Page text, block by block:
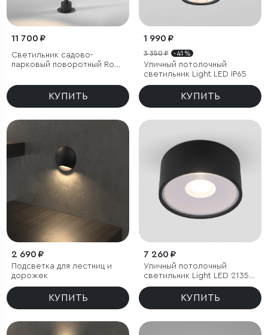
11 700 ₽
Светильник садово-
парковый поворотный Rone
КУПИТЬ
1 990 ₽
3 350 ₽ - 41 %
Уличный потолочный
светильник Light LED IP65
КУПИТЬ
2 690 ₽
Подсветка для лестниц и
дорожек
КУПИТЬ
7 260 ₽
Уличный потолочный
светильник Light LED 2135
IP65
КУПИТЬ